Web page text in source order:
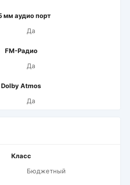
мм аудио порт
Да
FM-Радио
Да
Dolby Atmos
Да
Класс
Бюджетный